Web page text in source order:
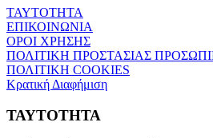
ΤΑΥΤΟΤΗΤΑ
ΕΠΙΚΟΙΝΩΝΙΑ
ΟΡΟΙ ΧΡΗΣΗΣ
ΠΟΛΙΤΙΚΗ ΠΡΟΣΤΑΣΙΑΣ
ΠΟΛΙΤΙΚΗ COOKIES
Κρατική Διαφήμιση
ΤΑΥΤΟΤΗΤΑ